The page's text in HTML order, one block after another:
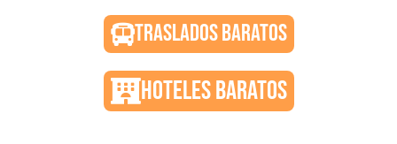
TRASLADOS BARATOS
HOTELES BARATOS